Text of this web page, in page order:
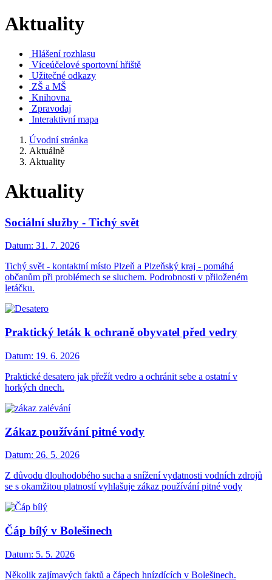
Aktuality
Hlášení rozhlasu
Víceúčelové sportovní hřiště
Užitečné odkazy
ZŠ a MŠ
Knihovna
Zpravodaj
Interaktivní mapa
Úvodní stránka
Aktuálně
Aktuality
Aktuality
Sociální služby - Tichý svět
Datum: 31. 7. 2026
Tichý svět - kontaktní místo Plzeň a Plzeňský kraj - pomáhá
občanům při problémech se sluchem. Podrobnosti v přiloženém
letáčku.
Praktický leták k ochraně obyvatel před vedry
Datum: 19. 6. 2026
Praktické desatero jak přežít vedro a ochránit sebe a ostatní v
horkých dnech.
Zákaz používání pitné vody
Datum: 26. 5. 2026
Z důvodu dlouhodobého sucha a snížení vydatnosti vodních zdrojů
se s okamžitou platností vyhlašuje zákaz používání pitné vody
Čáp bílý v Bolešinech
Datum: 5. 5. 2026
Několik zajímavých faktů a čápech hnízdících v Bolešinech.